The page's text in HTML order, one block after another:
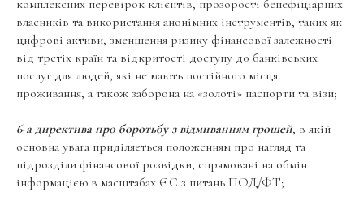
комплексних перевірок клієнтів, прозорості бенефіціарних
власників та використання анонімних інструментів, таких як
цифрові активи, зменшення ризику фінансової залежності
від третіх країн та відкритості доступу до банківських
послуг для людей, які не мають постійного місця
проживання, а також заборона на «золоті» паспорти та візи;
6-а директива про боротьбу з відмиванням грошей, в якій
основна увага приділяється положенням про нагляд та
підрозділи фінансової розвідки, спрямовані на обмін
інформацією в масштабах ЄС з питань ПОД/ФТ;